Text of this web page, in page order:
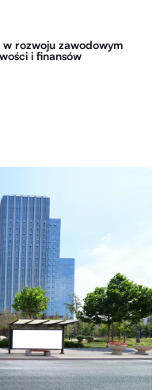
rozwoju zawodowym
i finansów